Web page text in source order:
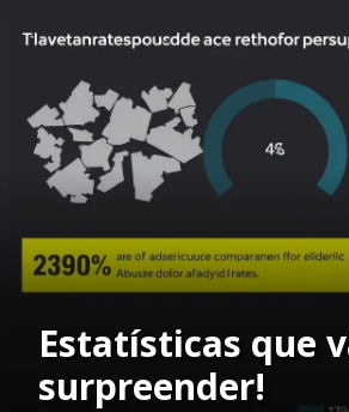
Estatísticas que
surpreender!